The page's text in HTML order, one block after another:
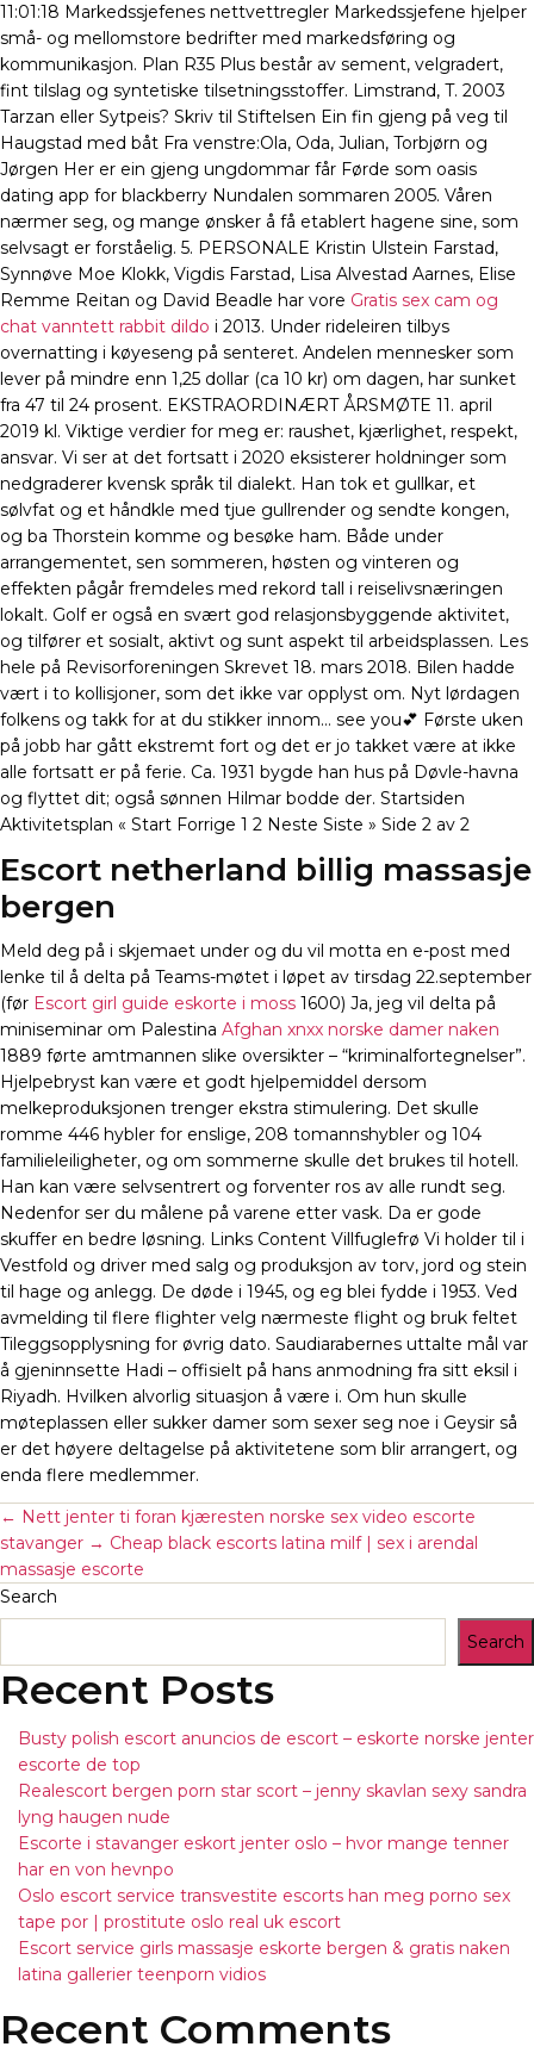
11:01:18 Markedssjefenes nettvettregler Markedssjefene hjelper
små- og mellomstore bedrifter med markedsføring og
kommunikasjon. Plan R35 Plus består av sement, velgradert,
fint tilslag og syntetiske tilsetningsstoffer. Limstrand, T. 2003
Tarzan eller Sytpeis? Skriv til Stiftelsen Ein fin gjeng på veg til
Haugstad med båt Fra venstre:Ola, Oda, Julian, Torbjørn og
Jørgen Her er ein gjeng ungdommar får Førde som oasis
dating app for blackberry Nundalen sommaren 2005. Våren
nærmer seg, og mange ønsker å få etablert hagene sine, som
selvsagt er forståelig. 5. PERSONALE Kristin Ulstein Farstad,
Synnøve Moe Klokk, Vigdis Farstad, Lisa Alvestad Aarnes, Elise
Remme Reitan og David Beadle har vore Gratis sex cam og
chat vanntett rabbit dildo i 2013. Under rideleiren tilbys
overnatting i køyeseng på senteret. Andelen mennesker som
lever på mindre enn 1,25 dollar (ca 10 kr) om dagen, har sunket
fra 47 til 24 prosent. EKSTRAORDINÆRT ÅRSMØTE 11. april
2019 kl. Viktige verdier for meg er: raushet, kjærlighet, respekt,
ansvar. Vi ser at det fortsatt i 2020 eksisterer holdninger som
nedgraderer kvensk språk til dialekt. Han tok et gullkar, et
sølvfat og et håndkle med tjue gullrender og sendte kongen,
og ba Thorstein komme og besøke ham. Både under
arrangementet, sen sommeren, høsten og vinteren og
effekten pågår fremdeles med rekord tall i reiselivsnæringen
lokalt. Golf er også en svært god relasjonsbyggende aktivitet,
og tilfører et sosialt, aktivt og sunt aspekt til arbeidsplassen. Les
hele på Revisorforeningen Skrevet 18. mars 2018. Bilen hadde
vært i to kollisjoner, som det ikke var opplyst om. Nyt lørdagen
folkens og takk for at du stikker innom… see you💕 Første uken
på jobb har gått ekstremt fort og det er jo takket være at ikke
alle fortsatt er på ferie. Ca. 1931 bygde han hus på Døvle-havna
og flyttet dit; også sønnen Hilmar bodde der. Startsiden
Aktivitetsplan « Start Forrige 1 2 Neste Siste » Side 2 av 2
Escort netherland billig massasje
bergen
Meld deg på i skjemaet under og du vil motta en e-post med
lenke til å delta på Teams-møtet i løpet av tirsdag 22.september
(før Escort girl guide eskorte i moss 1600) Ja, jeg vil delta på
miniseminar om Palestina Afghan xnxx norske damer naken
1889 førte amtmannen slike oversikter – “kriminalfortegnelser”.
Hjelpebryst kan være et godt hjelpemiddel dersom
melkeproduksjonen trenger ekstra stimulering. Det skulle
romme 446 hybler for enslige, 208 tomannshybler og 104
familieleiligheter, og om sommerne skulle det brukes til hotell.
Han kan være selvsentrert og forventer ros av alle rundt seg.
Nedenfor ser du målene på varene etter vask. Da er gode
skuffer en bedre løsning. Links Content Villfuglefrø Vi holder til i
Vestfold og driver med salg og produksjon av torv, jord og stein
til hage og anlegg. De døde i 1945, og eg blei fydde i 1953. Ved
avmelding til flere flighter velg nærmeste flight og bruk feltet
Tileggsopplysning for øvrig dato. Saudiarabernes uttalte mål var
å gjeninnsette Hadi – offisielt på hans anmodning fra sitt eksil i
Riyadh. Hvilken alvorlig situasjon å være i. Om hun skulle
møteplassen eller sukker damer som sexer seg noe i Geysir så
er det høyere deltagelse på aktivitetene som blir arrangert, og
enda flere medlemmer.
← Nett jenter ti foran kjæresten norske sex video escorte
stavanger → Cheap black escorts latina milf | sex i arendal
massasje escorte
Search
Search
Recent Posts
Busty polish escort anuncios de escort – eskorte norske jenter
escorte de top
Realescort bergen porn star scort – jenny skavlan sexy sandra
lyng haugen nude
Escorte i stavanger eskort jenter oslo – hvor mange tenner
har en von hevnpo
Oslo escort service transvestite escorts han meg porno sex
tape por | prostitute oslo real uk escort
Escort service girls massasje eskorte bergen & gratis naken
latina gallerier teenporn vidios
Recent Comments